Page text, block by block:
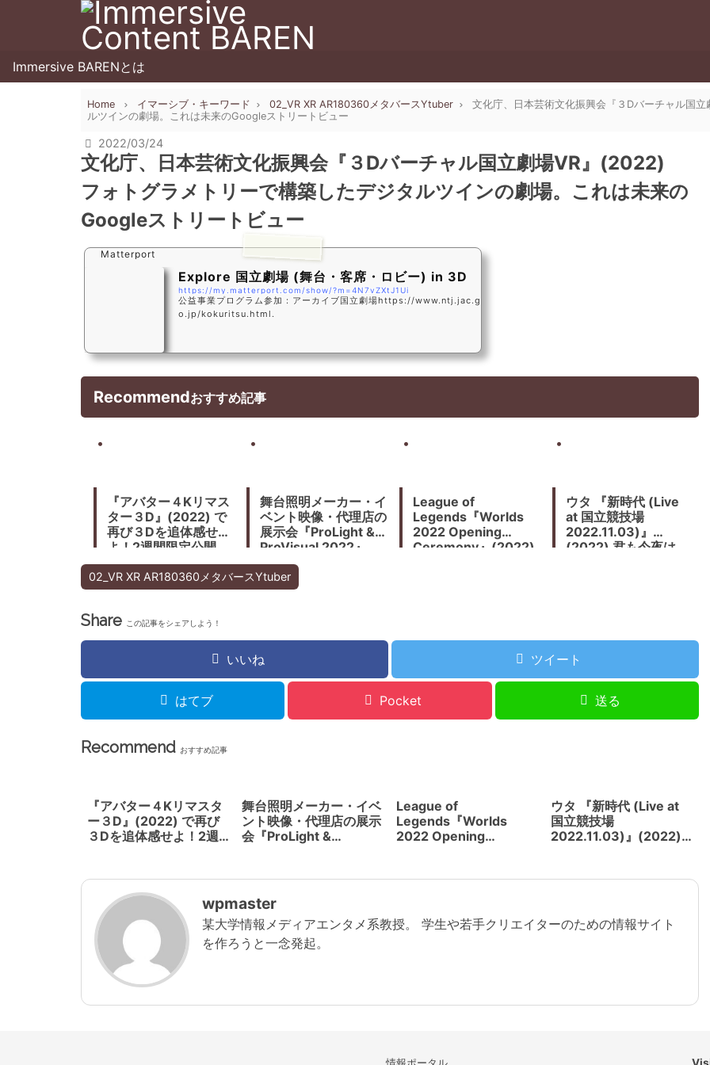
Immersive BARENとは
Home イマーシブ・キーワード 02_VR XR AR180360メタバースYtuber
文化庁、日本芸術文化振興会『３Dバーチャル国
ルツインの劇場。これは未来のGoogleストリートビュー
2022/03/24
文化庁、日本芸術文化振興会『３Dバーチャル国立劇場VR』(2022)
フォトグラメトリーで構築したデジタルツインの劇場。これは未来の
Googleストリートビュー
Matterport
Explore 国立劇場 (舞台・客席・ロビー) in 3D
https://my.matterport.com/show/?m=4N7vZXtJ1Ui
公益事業プログラム参加：アーカイブ国立劇場https://www.ntj.jac.g
o.jp/kokuritsu.html.
Recommendおすすめ記事
『アバター４Kリマス
ター３D』(2022) で
再び３Dを追体感せ
よ！2週間限定公開
舞台照明メーカー・イ
ベント映像・代理店の
展示会『ProLight &
ProVisual 2022』
(2022) 2/16-18 ビッ
グサイトにて開催
League of
Legends『Worlds
2022 Opening
Ceremony』(2022)
言
ウタ 『新時代 (Live
at 国立競技場
2022.11.03)』
(2022) 君も今夜は
02_VR XR AR180360メタバースYtuber
Share この記事をシェアしよう！
いいね ツイート
はてブ Pocket 送る
Recommend おすすめ記事
『アバター４Kリマスタ
ー３D』(2022) で再び
３Dを追体感せよ！2週
舞台照明メーカー・イベ
ント映像・代理店の展示
会『ProLight &
サイトにて開催
League of
Legends『Worlds
2022 Opening
クリーン、AR合成、プ
しいのひと言
ウタ 『新時代 (Live at
国立競技場
2022.11.03)』(2022)
wpmaster
某大学情報メディアエンタメ系教授。 学生や若手クリエイターのための情報サイト
を作ろうと一念発起。